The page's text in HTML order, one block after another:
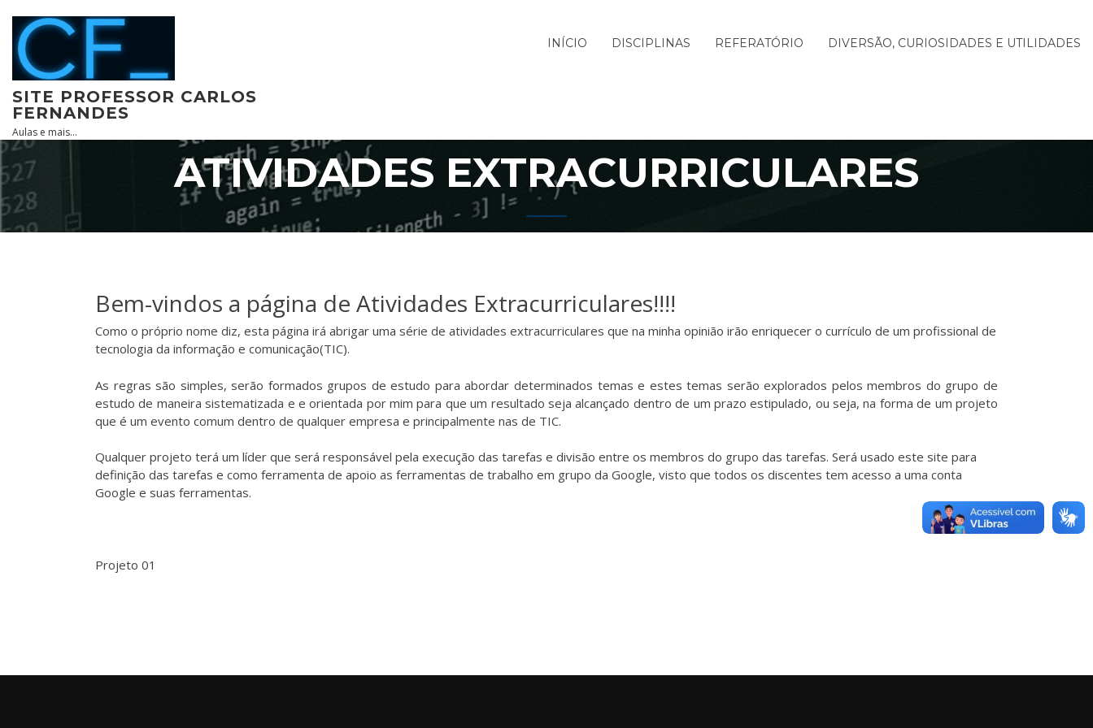
content
SITE PROFESSOR CARLOS
FERNANDES
Aulas e mais…
INÍCIO DISCIPLINAS REFERATÓRIO DIVERSÃO, CURIOSIDADES E UTILIDADES
ATIVIDADES EXTRACURRICULARES
Bem-vindos a página de Atividades Extracurriculares!!!!
Como o próprio nome diz, esta página irá abrigar uma série de atividades extracurriculares que na minha opinião irão enriquecer o currículo de um profissional de
tecnologia da informação e comunicação(TIC).
As regras são simples, serão formados grupos de estudo para abordar determinados temas e estes temas serão explorados pelos membros do grupo de
estudo de maneira sistematizada e e orientada por mim para que um resultado seja alcançado dentro de um prazo estipulado, ou seja, na forma de um projeto
que é um evento comum dentro de qualquer empresa e principalmente nas de TIC.
Qualquer projeto terá um líder que será responsável pela execução das tarefas e divisão entre os membros do grupo das tarefas. Será usado este site para
definição das tarefas e como ferramenta de apoio as ferramentas de trabalho em grupo da Google, visto que todos os discentes tem acesso a uma conta
Google e suas ferramentas.
Projeto 01